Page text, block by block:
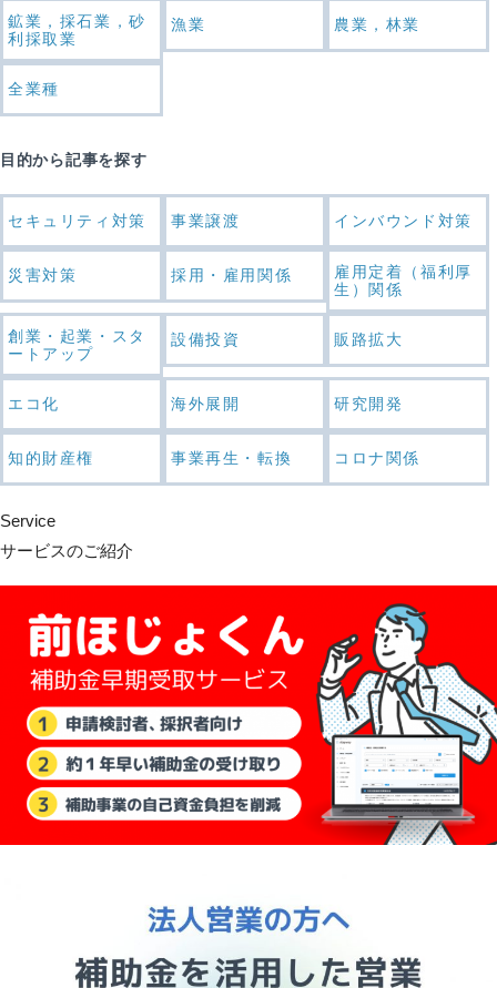
鉱業，採石業，砂
利採取業
漁業 農業，林業
全業種
目的から記事を探す
セキュリティ対策 事業譲渡 インバウンド対策
災害対策 採用・雇用関係
雇用定着（福利厚
生）関係
創業・起業・スタ
ートアップ
設備投資 販路拡大
エコ化 海外展開 研究開発
知的財産権 事業再生・転換 コロナ関係
Service
サービスのご紹介